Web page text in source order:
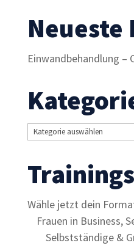
Neueste
Einwandbehandlung –
Kategorien
Wähle jetzt dein
Frauen in Business,
Selbstständige &
Notwendig
Diese
Cookies sind
nicht
werden
benötigt,
Website
funktioniert.